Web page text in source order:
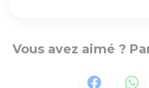
Vous avez aimé ?